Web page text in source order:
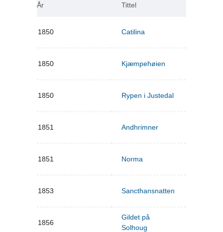
År Tittel
1850 Catilina
1850 Kjæmpehøien
1850 Rypen i Justedal
1851 Andhrimner
1851 Norma
1853 Sancthansnatten
1856
Gildet på
Solhoug